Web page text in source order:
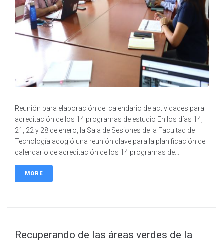
Reunión para elaboración del calendario de actividades para
acreditación de los 14 programas de estudio En los días 14,
21, 22 y 28 de enero, la Sala de Sesiones de la Facultad de
Tecnología acogió una reunión clave para la planificación del
calendario de acreditación de los 14 programas de...
MORE
Recuperando de las áreas verdes de la